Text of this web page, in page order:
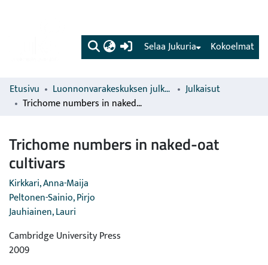
(current) Kokoelmat
Selaa Jukuria
Etusivu Luonnonvarakeskuksen julkaisut
Julkaisut
Trichome numbers in naked-oat cultivars
Trichome numbers in naked-oat
cultivars
Kirkkari, Anna-Maija
Peltonen-Sainio, Pirjo
Jauhiainen, Lauri
Cambridge University Press
2009